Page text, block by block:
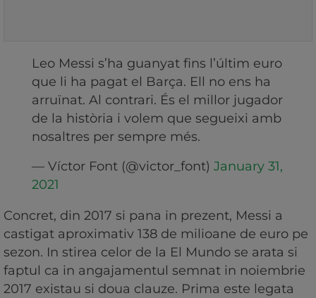
Leo Messi s’ha guanyat fins l’últim euro
que li ha pagat el Barça. Ell no ens ha
arruïnat. Al contrari. És el millor jugador
de la història i volem que segueixi amb
nosaltres per sempre més.
— Víctor Font (@victor_font) January 31,
2021
Concret, din 2017 si pana in prezent, Messi a
castigat aproximativ 138 de milioane de euro pe
sezon. In stirea celor de la El Mundo se arata si
faptul ca in angajamentul semnat in noiembrie
2017 existau si doua clauze. Prima este legata